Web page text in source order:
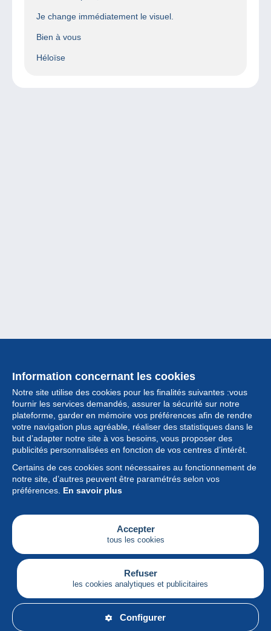
Je change immédiatement le visuel.
Bien à vous
Héloïse
Information concernant les cookies
Notre site utilise des cookies pour les finalités suivantes :vous
fournir les services demandés, assurer la sécurité sur notre
plateforme, garder en mémoire vos préférences afin de rendre
votre navigation plus agréable, réaliser des statistiques dans le
but d’adapter notre site à vos besoins, vous proposer des
publicités personnalisées en fonction de vos centres d’intérêt.
Certains de ces cookies sont nécessaires au fonctionnement de
notre site, d’autres peuvent être paramétrés selon vos
préférences. En savoir plus
Accepter
tous les cookies
Refuser
les cookies analytiques et publicitaires
Configurer
Collection
Actualités
Fonctionnalités
Société
Services
Articles
Français